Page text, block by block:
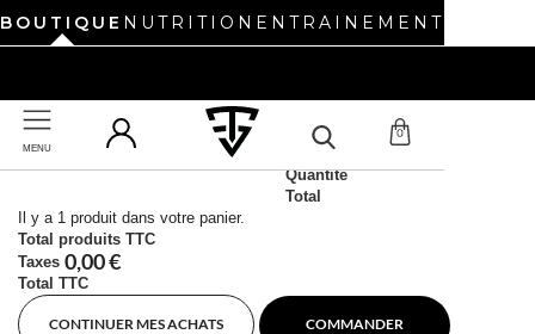
BOUTIQUE NUTRITION ENTRAINEMENT
UN NOUVEAU SITE REVIENT BIENTÔT. BONNES VACANCES !
0
MENU
Produit ajouté au panier avec succès
Quantité
Total
Il y a 1 produit dans votre panier.
Total produits TTC
Taxes 0,00 €
Total TTC
CONTINUER MES ACHATS COMMANDER